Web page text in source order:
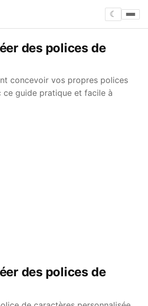
☾
des polices de
concevoir vos propres polices
ce guide pratique et facile à
des polices de